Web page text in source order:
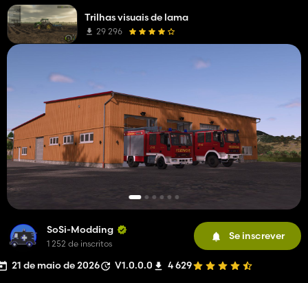
SoSi-Modding
1 252 de inscritos
Se inscrever
21 de maio de 2026 V1.0.0.0 4 629
Trilhas visuais de lama
29 296